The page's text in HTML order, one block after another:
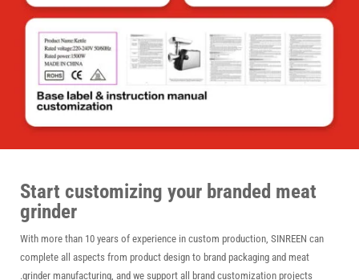
Start customizing your branded meat
grinder
With more than 10 years of experience in custom production, SINREEN can
complete all aspects from product design to brand packaging and meat
grinder manufacturing, and we support all brand customization projects.